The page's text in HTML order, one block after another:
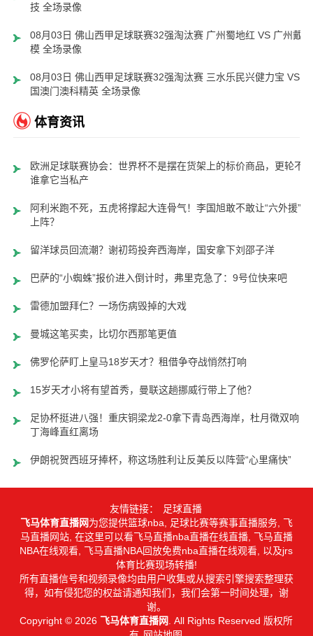
技 全场录像
08月03日 佛山西甲足球联赛32强淘汰赛 广州蜀地红 VS 广州戴拿
模 全场录像
08月03日 佛山西甲足球联赛32强淘汰赛 三水乐民兴健力宝 VS 中
国澳门澳科精英 全场录像
体育资讯
欧洲足球联赛协会：世界杯不是摆在货架上的标价商品，更轮不到
谁拿它当私产
阿利米跑不死，五虎将撑起大连骨气！李国旭敢不敢让“六外援”齐
上阵？
留洋球员回流潮？谢初筠投奔西海岸，国安拿下刘邵子洋
巴萨的“小蜘蛛”报价进入倒计时，弗里克急了：9号位快来吧
雷德加盟拜仁？一场伤病毁掉的大戏
曼城这笔买卖，比切尔西那笔更值
佛罗伦萨盯上皇马18岁天才？租借争夺战悄然打响
15岁天才小将有望首秀，曼联这趟挪威行带上了他？
足协杯挺进八强！重庆铜梁龙2-0拿下青岛西海岸，杜月徵双响，
丁海峰直红离场
伊朗祝贺西班牙捧杯，称这场胜利让反美反以阵营“心里痛快”
友情链接：
足球直播
飞马体育直播网为您提供篮球nba, 足球比赛等赛事直播服务, 飞
马直播网站, 在这里可以看飞马直播nba直播在线直播, 飞马直播
NBA在线观看, 飞马直播NBA回放免费nba直播在线观看, 以及jrs
体育比赛现场转播!
所有直播信号和视频录像均由用户收集或从搜索引擎搜索整理获
得，如有侵犯您的权益请通知我们，我们会第一时间处理，谢
谢。
Copyright © 2026 飞马体育直播网
. All Rights Reserved 版权所